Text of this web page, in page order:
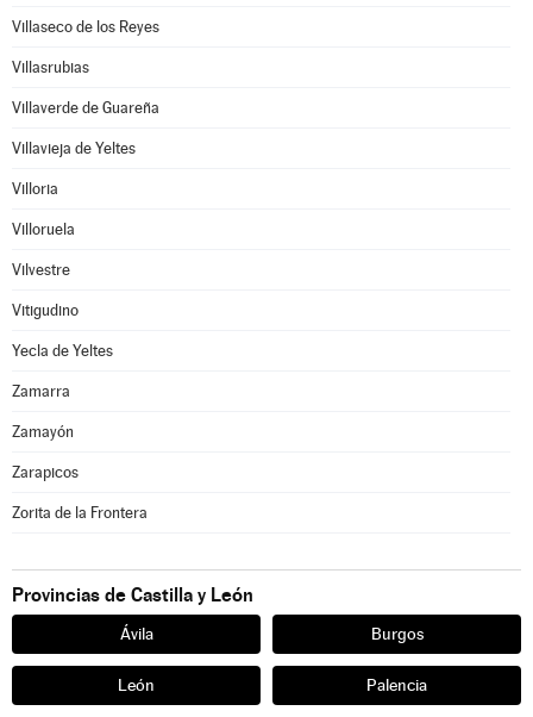
Villaseco de los Reyes
Villasrubias
Villaverde de Guareña
Villavieja de Yeltes
Villoria
Villoruela
Vilvestre
Vitigudino
Yecla de Yeltes
Zamarra
Zamayón
Zarapicos
Zorita de la Frontera
Provincias de Castilla y León
Ávila Burgos
León Palencia